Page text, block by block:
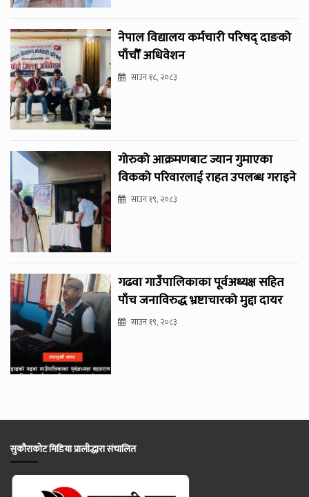
नेपाल विद्यालय कर्मचारी परिषद् दाङको
पाँचौँ अधिवेशन
साउन १८, २०८३
गोरुको आक्रमणबाट ज्यान गुमाएका
विकको परिवारलाई राहत उपलब्ध गराइने
साउन १९, २०८३
गढवा गाउँपालिकाका पूर्वअध्यक्ष सहित
पाँच जनाविरुद्ध भ्रष्टाचारको मुद्दा दायर
साउन १९, २०८३
सुकौराकोट मिडिया प्रालीद्धारा संचालित